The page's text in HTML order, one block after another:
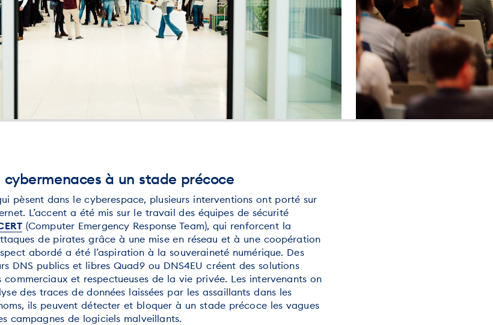
à un stade précoce
pèsent dans le cyberespace, plusieurs interventions ont porté sur
L’accent a été mis sur le travail des équipes de sécurité
(Computer Emergency Response Team), qui renforcent la
de pirates grâce à une mise en réseau et à une coopération
abordé a été l’aspiration à la souveraineté numérique. Des
DNS publics et libres Quad9 ou DNS4EU créent des solutions
commerciaux et respectueuses de la vie privée. Les intervenants on
des traces de données laissées par les assaillants dans les
ils peuvent détecter et bloquer à un stade précoce les vagues
campagnes de logiciels malveillants.